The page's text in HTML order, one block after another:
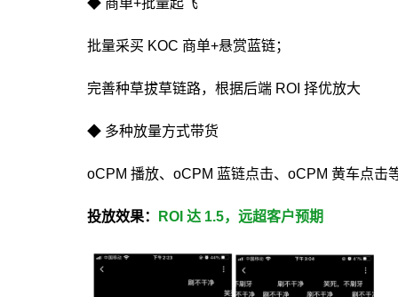
◆ 商单+批量起飞
批量采买 KOC 商单+悬赏蓝链；
完善种草拔草链路，根据后端 ROI 择优放大
◆ 多种放量方式带货
oCPM 播放、oCPM 蓝链点击、oCPM 黄车点击
投放效果： ROI 达 1.5，远超客户预期